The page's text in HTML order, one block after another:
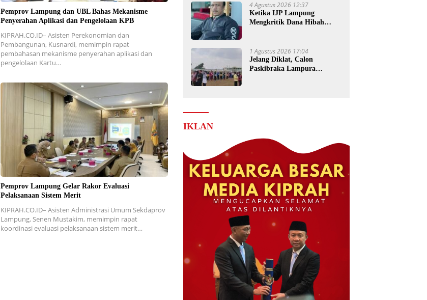
Pemprov Lampung dan UBL Bahas Mekanisme
Penyerahan Aplikasi dan Pengelolaan KPB
KIPRAH.CO.ID– Asisten Perekonomian dan
Pembangunan, Kusnardi, memimpin rapat
pembahasan mekanisme penyerahan aplikasi dan
pengelolaan Kartu…
Pemprov Lampung Gelar Rakor Evaluasi
Pelaksanaan Sistem Merit
KIPRAH.CO.ID– Asisten Administrasi Umum Sekdaprov
Lampung, Senen Mustakim, memimpin rapat
koordinasi evaluasi pelaksanaan sistem merit…
4 Agustus 2026 12:37
Ketika IJP Lampung
Mengkritik Dana Hibah
1 Agustus 2026 17:04
Jelang Diklat, Calon
Paskibraka Lampura
IKLAN